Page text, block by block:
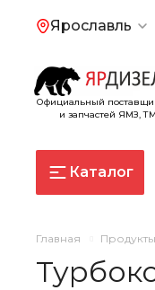
Ярославль
Официальный
и запчастей ЯМЗ,
Каталог
Главная Продукты